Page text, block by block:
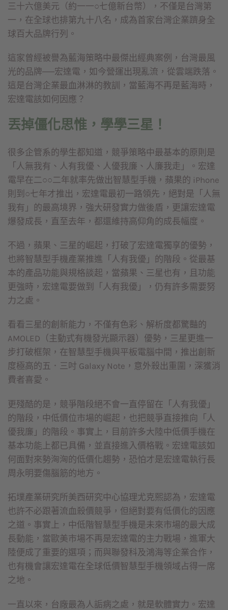
三十六億美元（約一一○七億新台幣），不僅是台灣第
一，在全球也排第九十八名，成為首家台灣企業躋身全
球百大品牌行列。
這家曾經被譽為藍海策略中最傑出經典案例，台灣最風
光的品牌──宏達電，如今營運出現亂流，從雲端跌落。
這是台灣企業最血淋淋的教訓，當藍海不再是藍海時，
宏達電該如何因應？
丟掉僵化思惟，學學三星！
很多企管系的學生都知道，競爭策略中最基本的原則是
「人無我有、人有我優、人優我廉、人廉我走」。宏達
電早在二○○二年就率先做出智慧型手機，蘋果的 iPhone
則到○七年才推出，宏達電最初一路領先，絕對是「人無
我有」的最高境界，強大研發實力做後盾，更讓宏達電
爆發成長，直至去年，都還維持高仰角的成長幅度。
不過，蘋果、三星的崛起，打破了宏達電獨享的優勢，
也將智慧型手機產業推進「人有我優」的階段。從最基
本的產品功能與規格談起，當蘋果、三星也有，且功能
更強時，宏達電要做到「人有我優」，仍有許多需要努
力之處。
看看三星的創新能力，不僅有色彩、解析度都驚豔的
AMOLED（主動式有機發光顯示器）優勢，三星更進一
步打破框架，在智慧型手機與平板電腦中間，推出創新
度極高的五．三吋 Galaxy Note，意外殺出重圍，深獲消
費者喜愛。
更殘酷的是，競爭階段絕不會一直停留在「人有我優」
的階段，中低價位市場的崛起，也把競爭直接推向「人
優我廉」的階段。事實上，目前許多大陸中低價手機在
基本功能上都已具備，並直接進入價格戰。宏達電該如
何面對來勢洶洶的低價化趨勢，恐怕才是宏達電執行長
周永明要傷腦筋的地方。
拓墣產業研究所美西研究中心協理尤克熙認為，宏達電
也許不必跟著流血殺價競爭，但絕對要有低價化的因應
之道。事實上，中低階智慧型手機是未來市場的最大成
長動能，當歐美市場不再是宏達電的主力戰場，進軍大
陸便成了重要的選項；而與聯發科及鴻海等企業合作，
也有機會讓宏達電在全球低價智慧型手機領域占得一席
之地。
一直以來，台廠最為人詬病之處，就是軟體實力。宏達